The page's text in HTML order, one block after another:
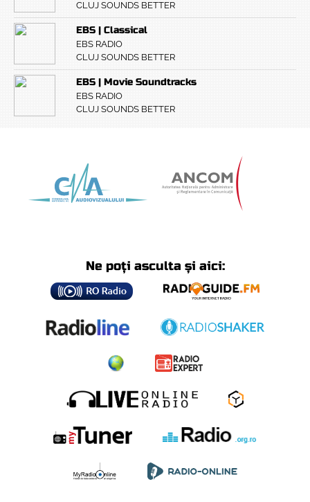
CLUJ SOUNDS BETTER
EBS | Classical
EBS RADIO
CLUJ SOUNDS BETTER
EBS | Movie Soundtracks
EBS RADIO
CLUJ SOUNDS BETTER
Ne poți asculta și aici: